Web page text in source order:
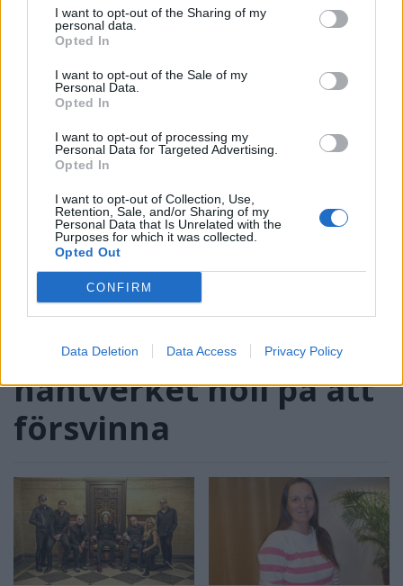
I want to opt-out of the Sharing of my
personal data.
Opted In
I want to opt-out of the Sale of my
Personal Data.
Opted In
I want to opt-out of processing my
Personal Data for Targeted Advertising.
Opted In
I want to opt-out of Collection, Use,
Retention, Sale, and/or Sharing of my
Personal Data that Is Unrelated with the
Purposes for which it was collected.
Opted Out
CONFIRM
Data Deletion Data Access Privacy Policy
LESSEBO 2026-8-6 KL. 17:00
Hon blev
pappersbrukets
räddning när
hantverket höll på att
försvinna